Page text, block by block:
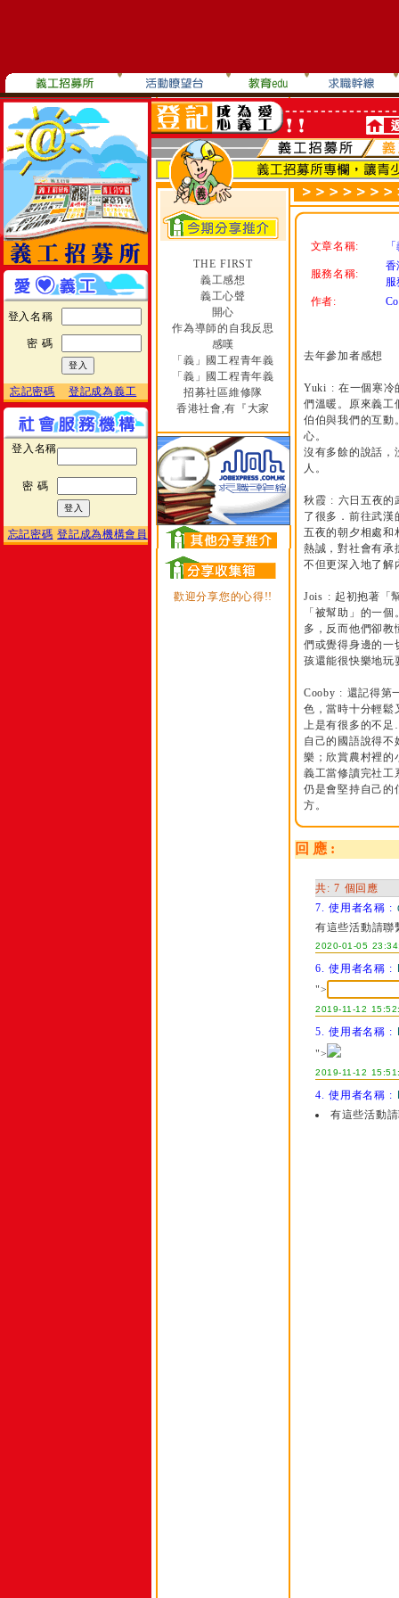
登入名稱
密 碼
忘記密碼 登記成為義工
登入名稱
密 碼
忘記密碼 登記成為機構會員
THE FIRST
義工感想
義工心聲
開心
作為導師的自我反思
感嘆
「義」國工程青年義
「義」國工程青年義
招募社區維修隊
香港社會,有『大家
歡迎分享您的心得!!
文章名稱:
服務名稱:
香
作者:
去年參加者感想
Yuki : 在一個寒冷
們溫暖。原來義
伯伯與我們的互動
心。
沒有多餘的說話，
人。
秋霞 : 六日五夜的
了很多．前往武
五夜的朝夕相處和
熱誠，對社會有承
不但更深入地了解
Jois : 起初抱著「
「被幫助」的一
多，反而他們卻教
們或覺得身邊的
孩還能很快樂地玩
Cooby : 還記得第
色，當時十分輕鬆
上是有很多的不
自己的國語說得不
樂；欣賞農村裡的
義工當修讀完社工
仍是會堅持自己的
方。
回 應 :